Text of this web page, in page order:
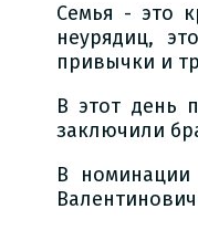
Семья - это
неурядиц,
привычки и
В этот день
заключили
В